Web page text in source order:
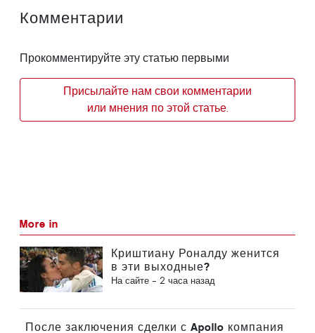
Комментарии
Прокомментируйте эту статью первыми
Присылайте нам свои комментарии
или мнения по этой статье.
More in
Криштиану Роналду женится
в эти выходные?
На сайте - 2 часа назад
После заключения сделки с Apollo компания